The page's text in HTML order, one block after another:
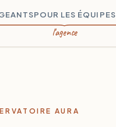
POUR LES ÉQUIPES
l'agence
AURA